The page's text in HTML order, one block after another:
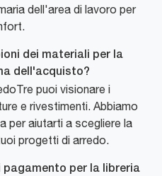
dell'area di lavoro per
dei materiali per la
dell'acquisto?
puoi visionare i
e rivestimenti. Abbiamo
per aiutarti a scegliere la
progetti di arredo.
pagamento per la libreria